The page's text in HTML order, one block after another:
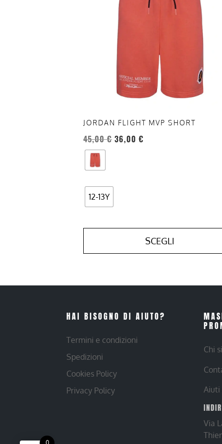
JORDAN FLIGHT MVP SHORT
45,00€ 36,00 €
12-13Y
SCEGLI
del
prodotto
HAI BISOGNO DI AIUTO?
Termini e condizioni
Spedizioni
Cookies Policy
Privacy Policy
Chi
Aiuti
Via